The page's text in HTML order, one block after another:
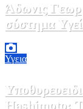
Άδωνις
σύστημα
Υγεια
Hashimoto: